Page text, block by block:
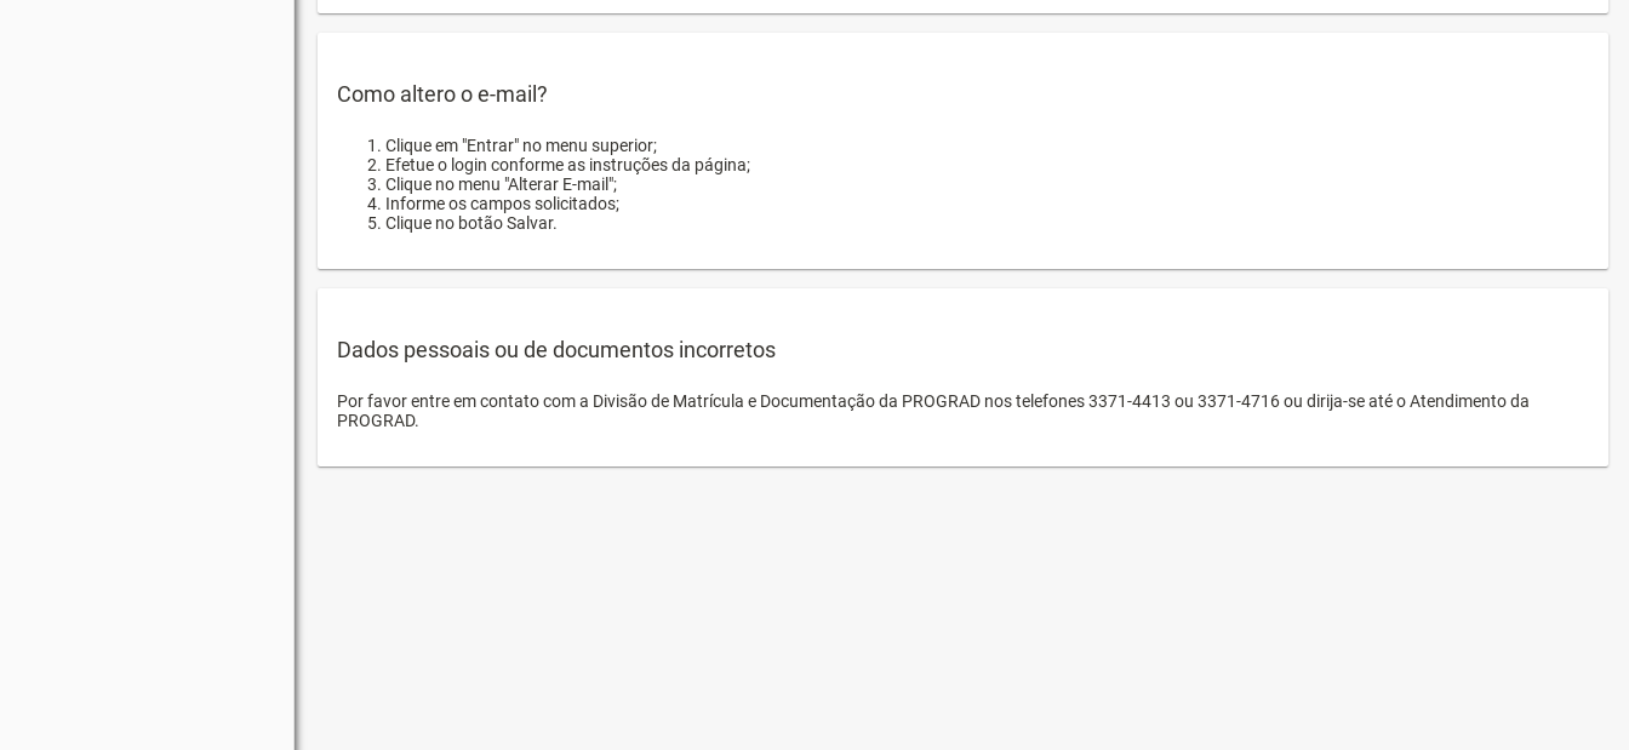
Como altero o e-mail?
Clique em "Entrar" no menu superior;
Efetue o login conforme as instruções da página;
Clique no menu "Alterar E-mail";
Informe os campos solicitados;
Clique no botão Salvar.
Dados pessoais ou de documentos incorretos
Por favor entre em contato com a Divisão de Matrícula e Documentação da PROGRAD nos telefones 3371-4413 ou 3371-4716 ou dirija-se até o Atendimento da
PROGRAD.